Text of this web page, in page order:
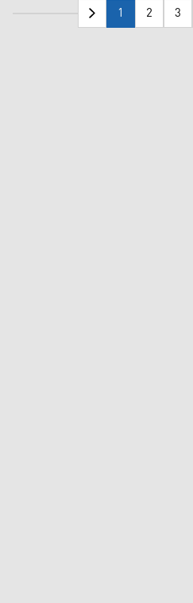
1 2 3